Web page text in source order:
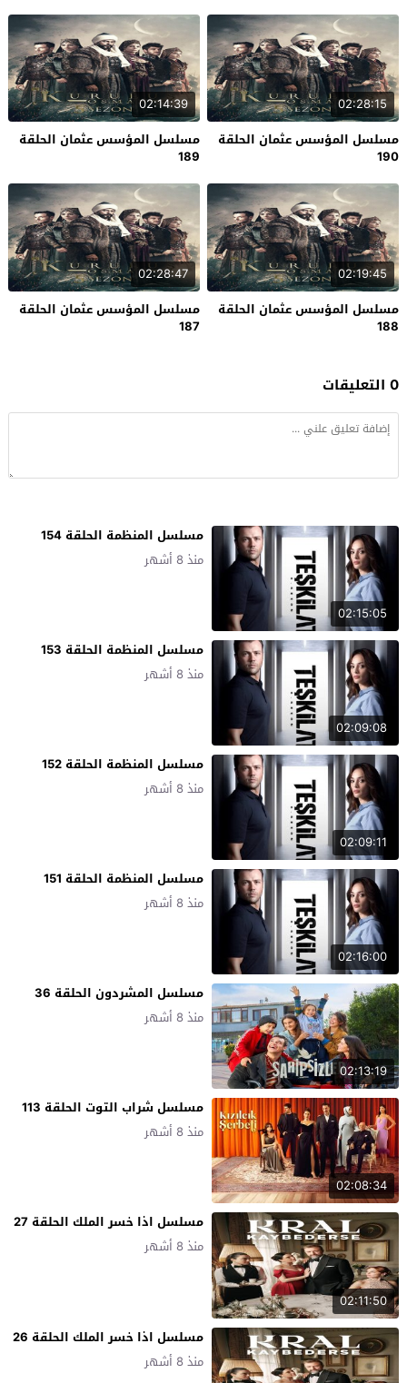
02:28:15
مسلسل المؤسس عثمان الحلقة
190
02:14:39
مسلسل المؤسس عثمان الحلقة
189
02:19:45
مسلسل المؤسس عثمان الحلقة
188
02:28:47
مسلسل المؤسس عثمان الحلقة
187
0 التعليقات
02:15:05
مسلسل المنظمة الحلقة 154
منذ 8 أشهر
02:09:08
مسلسل المنظمة الحلقة 153
منذ 8 أشهر
02:09:11
مسلسل المنظمة الحلقة 152
منذ 8 أشهر
02:16:00
مسلسل المنظمة الحلقة 151
منذ 8 أشهر
02:13:19
مسلسل المشردون الحلقة 36
منذ 8 أشهر
02:08:34
مسلسل شراب التوت الحلقة 113
منذ 8 أشهر
02:11:50
مسلسل اذا خسر الملك الحلقة 27
منذ 8 أشهر
مسلسل اذا خسر الملك الحلقة 26
منذ 8 أشهر